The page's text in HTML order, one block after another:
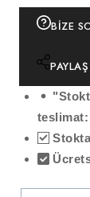
BIZE
PAYLAŞ
teslimat: